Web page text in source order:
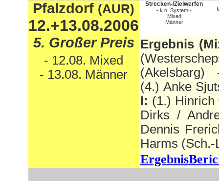
Pfalzdorf (AUR)
12.+13.08.2006
5. Großer Preis
- 12.08. Mixed
- 13.08. Männer
Strecken-/Zielwerfen
- k.o. System -
Mixed
Männer
Ergebnis
(Akelsbarg)
(4.) Anke
I: (1.) Hinrich
Dirks /
Dennis
Harms (Sch.-